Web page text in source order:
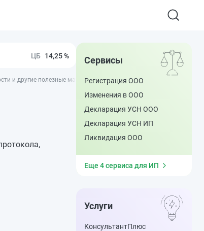
14,25 %
и другие полезные материалы - ППТ
Сервисы
Регистрация ООО
Изменения в ООО
Декларация УСН ООО
Декларация УСН ИП
Ликвидация ООО
Еще 4 сервиса для ИП
Услуги
КонсультантПлюс